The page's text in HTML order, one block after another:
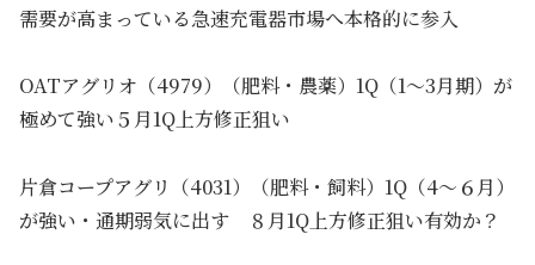
需要が高まっている急速充電器市場へ本格的に参入
OATアグリオ（4979）（肥料・農薬）1Q（1～3月期）が
極めて強い５月1Q上方修正狙い
片倉コープアグリ（4031）（肥料・飼料）1Q（4～６月）
が強い・通期弱気に出す ８月1Q上方修正狙い有効か？